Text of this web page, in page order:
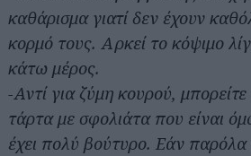
καθάρισμα γιατί δεν έχουν
κορμό τους. Αρκεί το κόψιμο
κάτω μέρος.
-Αντί για ζύμη κουρού,
τάρτα με σφολιάτα που είναι
έχει πολύ βούτυρο. Εάν